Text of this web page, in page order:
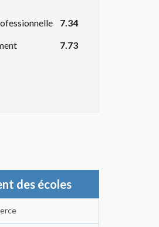
7.34
7.73
des écoles